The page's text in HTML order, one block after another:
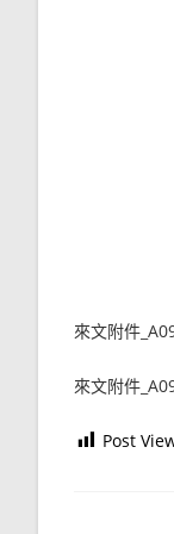
來文附件
來文附件
Post